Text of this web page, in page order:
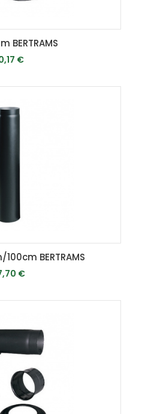
BERTRAMS
€
VYPREDANÉ
BERTRAMS
€
VYPREDANÉ